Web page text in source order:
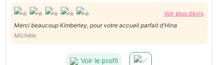
Voir plus d’avis
Merci beaucoup Kimberley, pour votre accueil parfait d'Hina
Michèle
Voir le profil